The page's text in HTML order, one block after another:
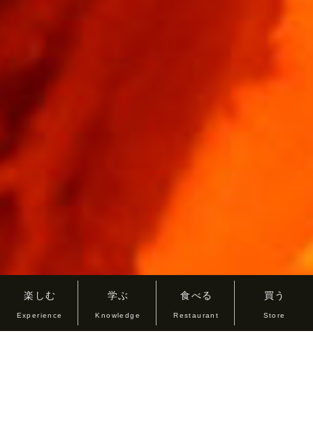
楽しむ
Experience
学ぶ
Knowledge
食べる
Restaurant
買う
Store